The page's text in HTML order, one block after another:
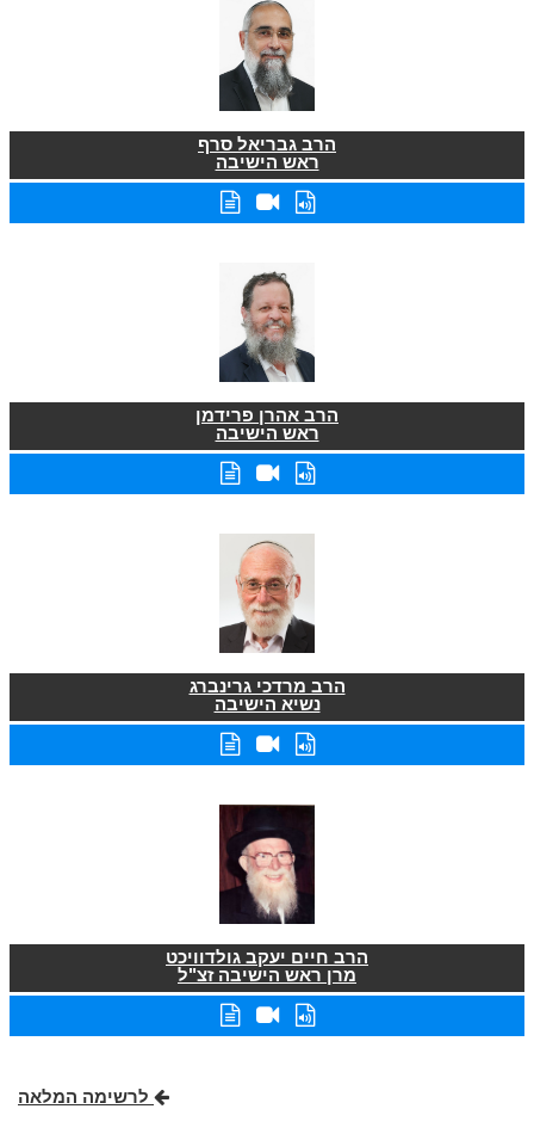
הרב גבריאל סרף
ראש הישיבה
הרב אהרן פרידמן
ראש הישיבה
הרב מרדכי גרינברג
נשיא הישיבה
הרב חיים יעקב גולדוויכט
מרן ראש הישיבה זצ"ל
לרשימה המלאה